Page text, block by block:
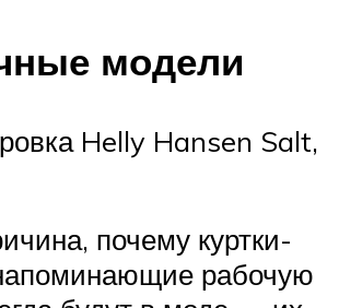
модели
Helly Hansen Salt,
почему куртки-
рабочую